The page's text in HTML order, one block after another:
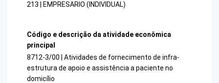
213 | EMPRESARIO (INDIVIDUAL)
Código e descrição da atividade econômica
principal
8712-3/00 | Atividades de fornecimento de infra-
estrutura de apoio e assistência a paciente no
domicílio